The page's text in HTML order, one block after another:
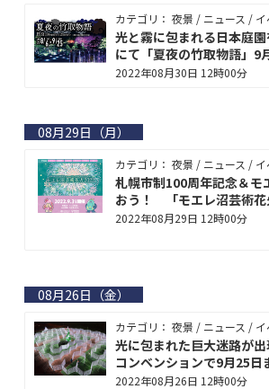
カテゴリ： 夜景 / ニュース / イ
光と霧に包まれる日本庭
にて「夏夜の竹取物語」9
2022年08月30日 12時00分
08月29日（月）
カテゴリ： 夜景 / ニュース / イ
札幌市制100周年記念＆モ
おう！ 「モエレ沼芸術花
2022年08月29日 12時00分
08月26日（金）
カテゴリ： 夜景 / ニュース / イ
光に包まれた巨大迷路が
コンベンションで9月25日
2022年08月26日 12時00分